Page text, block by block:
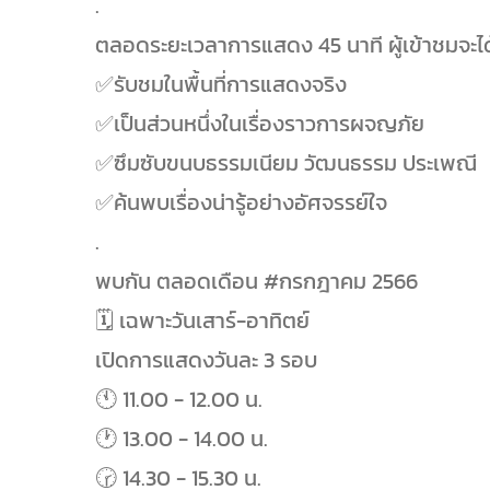
ตลอดระยะเวลาการแสดง 45 นาที ผู้เข้าชมจะ
✅️รับชมในพื้นที่การแสดงจริง
✅️เป็นส่วนหนึ่งในเรื่องราวการผจญภัย
✅️ซึมซับขนบธรรมเนียม วัฒนธรรม ประเพณี
✅️ค้นพบเรื่องน่ารู้อย่างอัศจรรย์ใจ
.
พบกัน ตลอดเดือน #กรกฎาคม 2566
🗓 เฉพาะวันเสาร์-อาทิตย์
เปิดการแสดงวันละ 3 รอบ
🕚 11.00 - 12.00 น.
🕐 13.00 - 14.00 น.
🕝 14.30 - 15.30 น.